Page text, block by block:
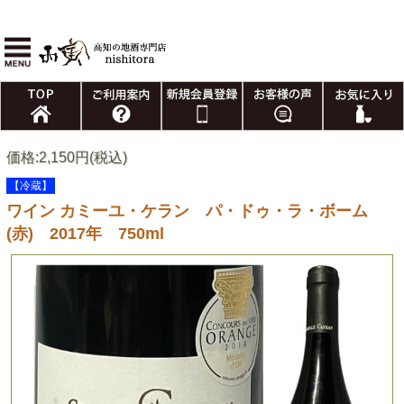
価格:2,150円(税込)
【冷蔵】
ワイン カミーユ・ケラン パ・ドゥ・ラ・ボーム
(赤) 2017年 750ml